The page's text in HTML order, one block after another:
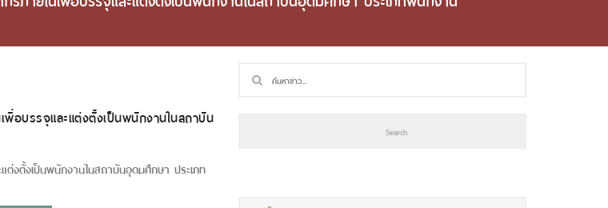
อบรรจุและแต่งตั้งเป็นพนักงานในสถาบัน
ต่งตั้งเป็นพนักงานในสถาบันอุดมศึกษา ประเภท